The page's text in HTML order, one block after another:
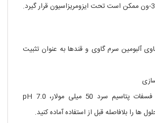
آلبومین سرم گاوی و قندها به عنوان تثبیت
CHOD در بافر فسفات پتاسیم سرد 50 میلی مولار، pH 7.0
ها را بلافاصله قبل از استفاده آماده کنید.